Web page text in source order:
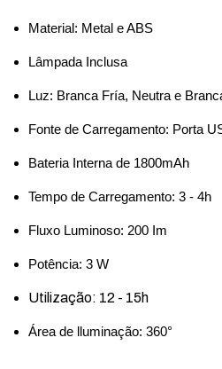
Material: Metal e ABS
Lâmpada Inclusa
Luz: Branca Fría, Neutra e
Fonte de Carregamento: Porta
Bateria Interna de 1800mAh
Tempo de Carregamento: 3 - 4h
Fluxo Luminoso: 200 Im
Potência: 3 W
Utilização: 12 - 15h
Área de lluminação: 360°